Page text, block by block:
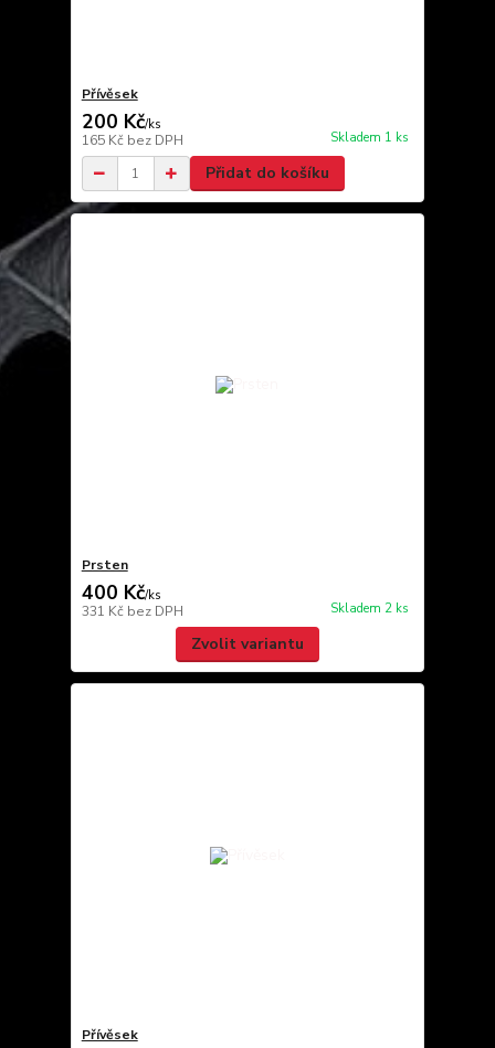
Přívěsek
200 Kč/ks
165 Kč bez DPH Skladem 1 ks
Přidat do košíku
Prsten
400 Kč/ks
331 Kč bez DPH Skladem 2 ks
Zvolit variantu
Přívěsek